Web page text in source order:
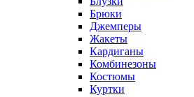
Брюки
Джемперы
Жакеты
Кардиганы
Комбинезоны
Костюмы
Куртки